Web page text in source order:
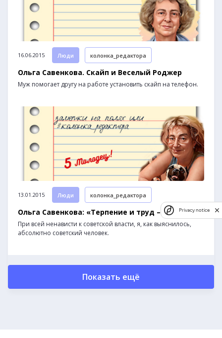
16.06.2015 Люди колонка_редактора
Ольга Савенкова. Скайп и Веселый Роджер
Муж помогает другу на работе установить скайп на телефон.
13.01.2015 Люди колонка_редактора
Ольга Савенкова: «Терпение и труд – все!»
При всей ненависти к советской власти, я, как выяснилось,
абсолютно советский человек.
Показать ещё
Privacy notice